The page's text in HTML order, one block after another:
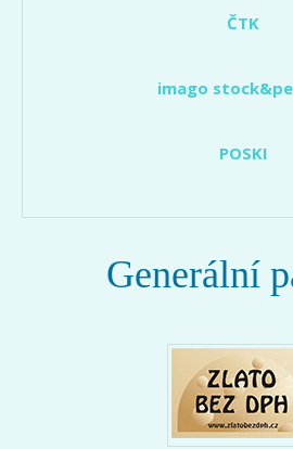
ČTK
imago
POSKI
Generální